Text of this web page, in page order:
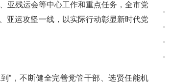
亚残运会等中心工作和重点任务，全市党
亚运攻坚一线，以实际行动彰显新时代党
”，不断健全完善党管干部、选贤任能机